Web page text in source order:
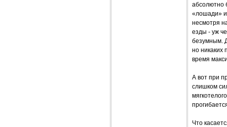
абсолютно
«лошади» и
несмотря
езды - уж
безумным.
но никаких
время
А вот при
слишком
Что